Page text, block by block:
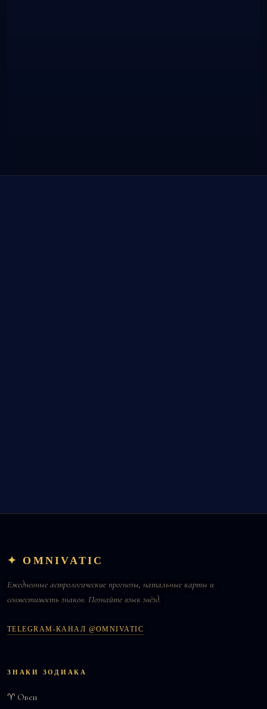
✦ OMNIVATIC
Ежедневные астрологические прогнозы, натальные карты и
совместимость знаков. Познайте язык звёзд.
TELEGRAM-КАНАЛ @OMNIVATIC
ЗНАКИ ЗОДИАКА
♈ Овен